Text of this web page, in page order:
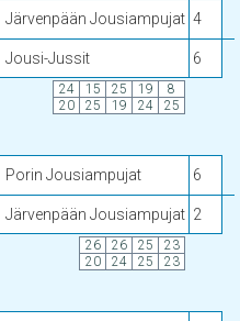
Järvenpään Jousiampujat 4
Jousi-Jussit 6
24 15 25 19
8
20
25 19 24 25
Porin Jousiampujat 6
Järvenpään Jousiampujat 2
26 26 25
23
20
24 25 23